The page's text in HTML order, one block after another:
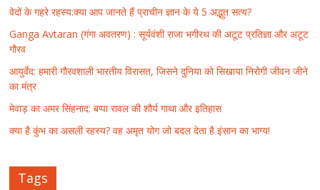
वेदों के गहरे रहस्य:क्या आप जानते हैं प्राचीन ज्ञान के ये 5 अद्भुत सत्य?
Ganga Avtaran (गंगा अवतरण) : सूर्यवंशी राजा भगीरथ की अटूट प्रतिज्ञा और अटूट
गौरव
आयुर्वेद: हमारी गौरवशाली भारतीय विरासत, जिसने दुनिया को सिखाया निरोगी जीवन जीने
का मंत्र
मेवाड़ का अमर सिंहनाद: बप्पा रावल की शौर्य गाथा और इतिहास
क्या है कुंभ का असली रहस्य? वह अमृत योग जो बदल देता है इंसान का भाग्य!
Tags